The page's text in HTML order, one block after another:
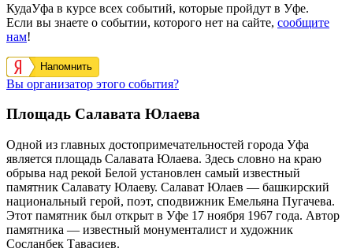
КудаУфа в курсе всех событий, которые пройдут в Уфе.
Если вы знаете о событии, которого нет на сайте, сообщите
нам!
Напомнить
Вы организатор этого события?
Площадь Салавата Юлаева
Одной из главных достопримечательностей города Уфа
является площадь Салавата Юлаева. Здесь словно на краю
обрыва над рекой Белой установлен самый известный
памятник Салавату Юлаеву. Салават Юлаев — башкирский
национальный герой, поэт, сподвижник Емельяна Пугачева.
Этот памятник был открыт в Уфе 17 ноября 1967 года. Автор
памятника — известный монументалист и художник
Сосланбек Тавасиев.